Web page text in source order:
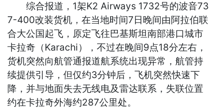
综合报道，1架K2 Airways 1732号的波音73
7-400改装货机，在当地时间7日晚间由阿拉伯联
合大公国起飞，原定飞往巴基斯坦南部港口城市
卡拉奇（Karachi），不过在晚间9点18分左右，
货机突然向航管通报道航系统出现异常，航管持
续提供引导，但仅约3分钟后，飞机突然快速下
降，并与地面失去无线电及雷达联系，失联位置
约在卡拉奇外海约287公里处。